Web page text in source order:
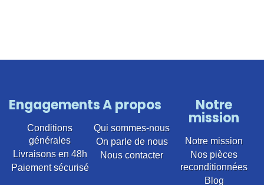
Engagements
Conditions
générales
Livraisons en 48h
Paiement sécurisé
A propos
Qui sommes-nous
On parle de nous
Nous contacter
Notre
mission
Notre mission
Nos pièces
reconditionnées
Blog